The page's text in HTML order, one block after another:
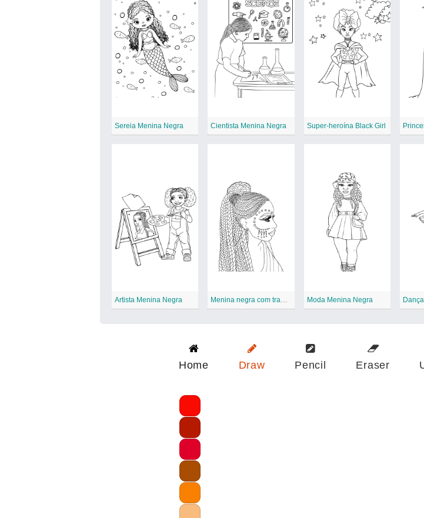
Sereia Menina Negra Cientista Menina Negra Super-heroína Black Girl
Artista Menina Negra Menina negra com tranças Moda Menina Negra
Home Draw Pencil Eraser